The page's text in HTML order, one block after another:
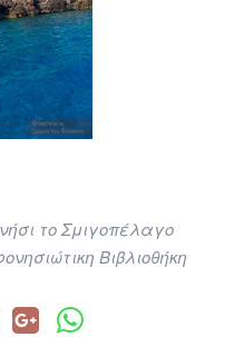
το Σμιγοπέλαγο
Βιβλιοθήκη